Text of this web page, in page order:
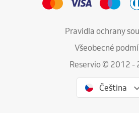
Pravidla ochrany
Všeobecné
Reservio © 2012 -
Čeština